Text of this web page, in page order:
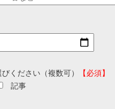
ください（複数可）
【必須】
記事